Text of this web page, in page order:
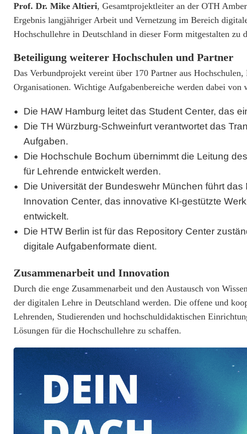
d
e
n
l
e
i
t
b
s
w
e
i
t
e
s
Prof. Dr. Mike Altieri, Gesamtprojektleiter an der OTH
Ergebnis langjähriger Arbeit und Vernetzung im Bereich
Hochschullehre in Deutschland in dieser Form mitgestalten zu
Beteiligung weiterer Hochschulen und Partner
Das Verbundprojekt vereint über 170 Partner aus
Organisationen. Wichtige Aufgabenbereiche werden dabei von
Die HAW Hamburg leitet das Student Center, das
Die TH Würzburg-Schweinfurt verantwortet das
Aufgaben.
Die Hochschule Bochum übernimmt die Leitung
für Lehrende entwickelt werden.
Die Universität der Bundeswehr München führt
Innovation Center, das innovative KI-gestützte
entwickelt.
Die HTW Berlin ist für das Repository Center
digitale Aufgabenformate dient.
Zusammenarbeit und Innovation
Durch die enge Zusammenarbeit und den Austausch von
der digitalen Lehre in Deutschland werden. Die offene und
Lehrenden, Studierenden und hochschuldidaktischen
Lösungen für die Hochschullehre zu schaffen.